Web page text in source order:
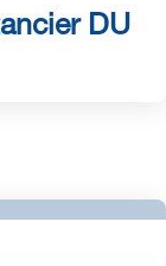
DU